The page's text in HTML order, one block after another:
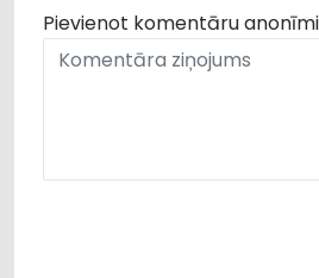
Pievienot komentāru anonīmi